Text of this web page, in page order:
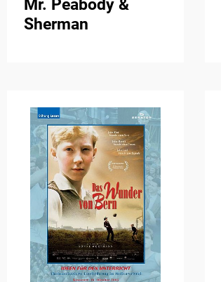
Mr. Peabody &
Sherman